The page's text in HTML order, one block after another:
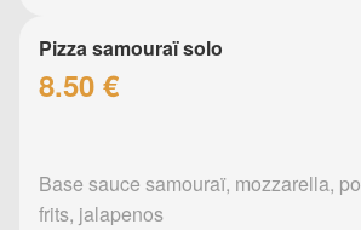
Pizza samouraï solo
8.50 €
Base sauce samouraï, mozzarella,
frits, jalapenos